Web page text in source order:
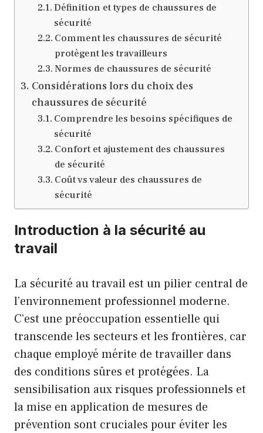
Définition et types de chaussures de
sécurité
Comment les chaussures de sécurité
protègent les travailleurs
Normes de chaussures de sécurité
Considérations lors du choix des
chaussures de sécurité
Comprendre les besoins spécifiques de
sécurité
Confort et ajustement des chaussures
de sécurité
Coût vs valeur des chaussures de
sécurité
Introduction à la sécurité au
travail
La sécurité au travail est un pilier central de
l’environnement professionnel moderne.
C’est une préoccupation essentielle qui
transcende les secteurs et les frontières, car
chaque employé mérite de travailler dans
des conditions sûres et protégées. La
sensibilisation aux risques professionnels et
la mise en application de mesures de
prévention sont cruciales pour éviter les